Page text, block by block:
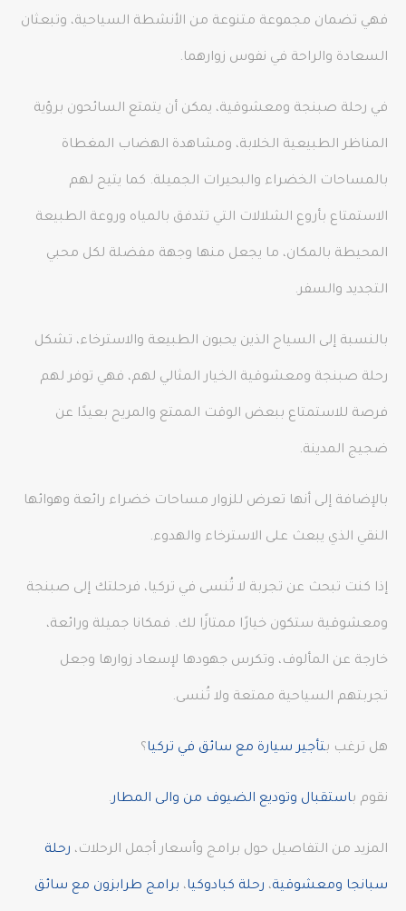
فهي تضمان مجموعة متنوعة من الأنشطة السياحية، وتبعثان
السعادة والراحة في نفوس زوارهما.
في رحلة صبنجة ومعشوقية، يمكن أن يتمتع السائحون برؤية
المناظر الطبيعية الخلابة، ومشاهدة الهضاب المغطاة
بالمساحات الخضراء والبحيرات الجميلة. كما يتيح لهم
الاستمتاع بأروع الشلالات التي تتدفق بالمياه وروعة الطبيعة
المحيطة بالمكان، ما يجعل منها وجهة مفضلة لكل محبي
التجديد والسفر.
بالنسبة إلى السياح الذين يحبون الطبيعة والاسترخاء، تشكل
رحلة صبنجة ومعشوقية الخيار المثالي لهم، فهي توفر لهم
فرصة للاستمتاع ببعض الوقت الممتع والمريح بعيدًا عن
ضجيج المدينة.
بالإضافة إلى أنها تعرض للزوار مساحات خضراء رائعة وهوائها
النقي الذي يبعث على الاسترخاء والهدوء.
إذا كنت تبحث عن تجربة لا تُنسى في تركيا، فرحلتك إلى صبنجة
ومعشوقية ستكون خيارًا ممتازًا لك. فمكانا جميلة ورائعة،
خارجة عن المألوف، وتكرس جهودها لإسعاد زوارها وجعل
تجربتهم السياحية ممتعة ولا تُنسى.
هل ترغب بتأجير سيارة مع سائق في تركيا ؟
نقوم باستقبال وتوديع الضيوف من والى المطار.
المزيد من التفاصيل حول برامج وأسعار أجمل الرحلات، رحلة
سبانجا ومعشوقية، رحلة كبادوكيا، برامج طرابزون مع سائق